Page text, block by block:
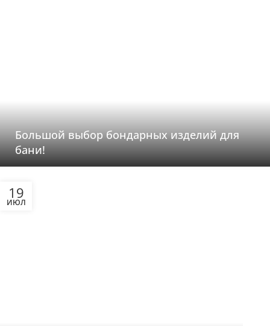
Большой выбор бондарных изделий для
бани!
19
ИЮЛ